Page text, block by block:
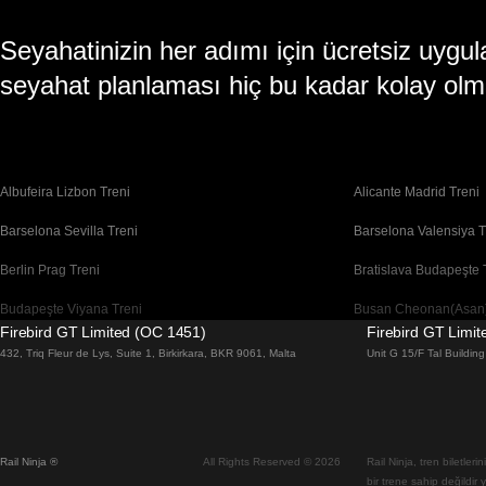
Seyahatinizin her adımı için ücretsiz
seyahat planlaması hiç bu kadar kolay
Albufeira Lizbon Treni Alicante Madrid Treni
Barselona Sevilla Treni Barselona Valensiya
Berlin Prag Treni Bratislava Budapeşte
Budapeşte Viyana Treni Busan
Cheonan(Asan) Busan Treni Coimbra Lizbon Treni
Flam Oslo Treni Floransa Roma Treni
Firebird GT Limited (OC 1451)
432, Triq Fleur de Lys, Suite 1, Birkirkara, BKR 9061, Malta
Firebird GT
Unit G 15/F Tal
Rail Ninja ® All Rights Reserved © 2026
Rail Ninja, tren
bir trene sahip değildir